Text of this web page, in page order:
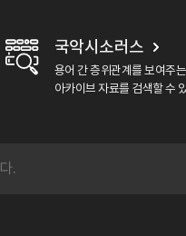
국악시소러스
용어 간 층위관계를 보여주
아카이브 자료를 검색할 수